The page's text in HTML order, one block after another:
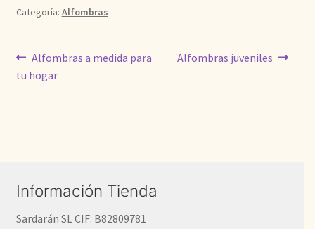
Categoría: Alfombras
Navegación
de
Anterior:
Alfombras a medida para
tu hogar
Siguiente:
Alfombras juveniles
Información Tienda
Sardarán SL CIF: B82809781